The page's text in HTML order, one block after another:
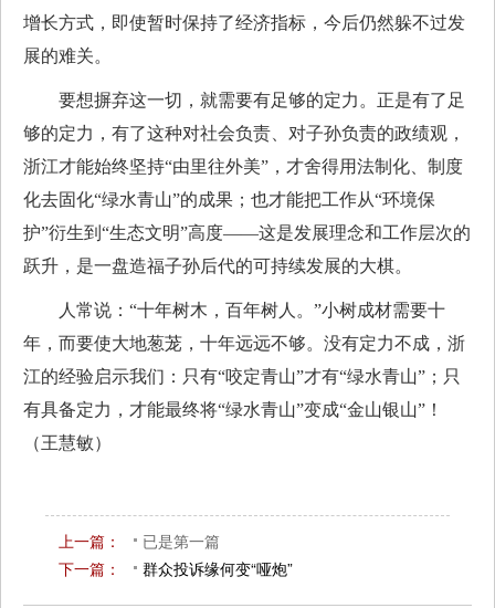
增长方式，即使暂时保持了经济指标，今后仍然躲不过发
展的难关。
要想摒弃这一切，就需要有足够的定力。正是有了足
够的定力，有了这种对社会负责、对子孙负责的政绩观，
浙江才能始终坚持“由里往外美”，才舍得用法制化、制度
化去固化“绿水青山”的成果；也才能把工作从“环境保
护”衍生到“生态文明”高度——这是发展理念和工作层次的
跃升，是一盘造福子孙后代的可持续发展的大棋。
人常说：“十年树木，百年树人。”小树成材需要十
年，而要使大地葱茏，十年远远不够。没有定力不成，浙
江的经验启示我们：只有“咬定青山”才有“绿水青山”；只
有具备定力，才能最终将“绿水青山”变成“金山银山”！
（王慧敏）
上一篇：
已是第一篇
下一篇：
群众投诉缘何变“哑炮”